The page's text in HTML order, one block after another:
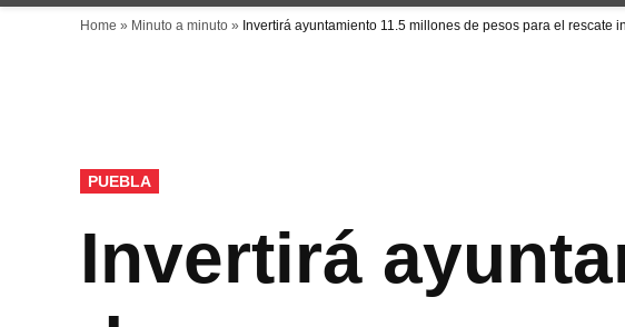
Home » Minuto a minuto » Invertirá ayuntamiento 11.5 millones de pesos para el rescate
PUBLICADO
EN
PUEBLA
Invertirá